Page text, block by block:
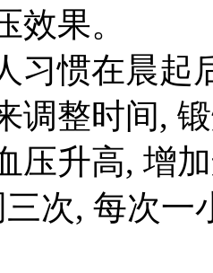
效果。
习惯在晨起
调整时间,
压升高, 增
次, 每次一